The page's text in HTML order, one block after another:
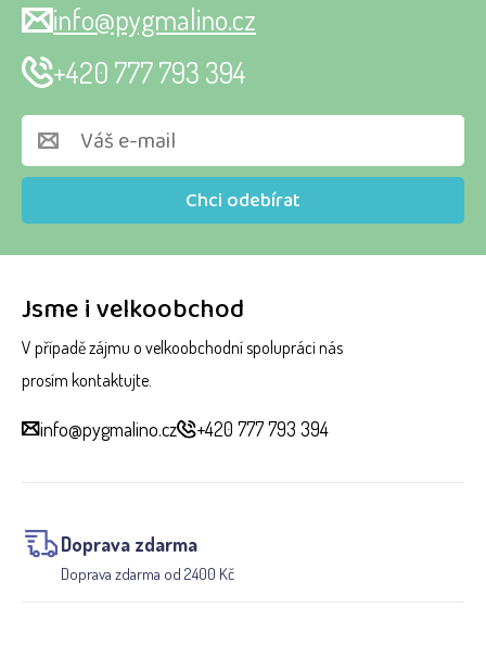
Jsme i velkoobchod
V případě zájmu o velkoobchodní spolupráci nás
prosím kontaktujte.
info@pygmalino.cz +420 777 793 394
Doprava zdarma
Doprava zdarma od 2400 Kč
Chci odebírat
info@pygmalino.cz
+420 777 793 394